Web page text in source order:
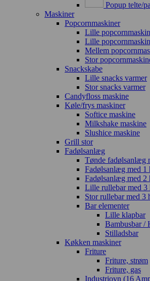
Popup telte/
Maskiner
Popcornmaskiner
Lille
Lille
Mellem
Stor
Snackskabe
Lille snacks varmer
Stor snacks varmer
Candyfloss maskine
Køle/frys maskiner
Softice maskine
Milkshake maskine
Slushice maskine
Grill stor
Fadølsanlæg
Tønde fadølsanlæg
Fadølsanlæg med 1
Fadølsanlæg med 2
Lille rullebar med 3
Stor rullebar med 3
Bar elementer
Lille klapbar
Bambusbar /
Stilladsbar
Køkken maskiner
Friture
Friture, strøm
Friture, gas
Industriovn (16